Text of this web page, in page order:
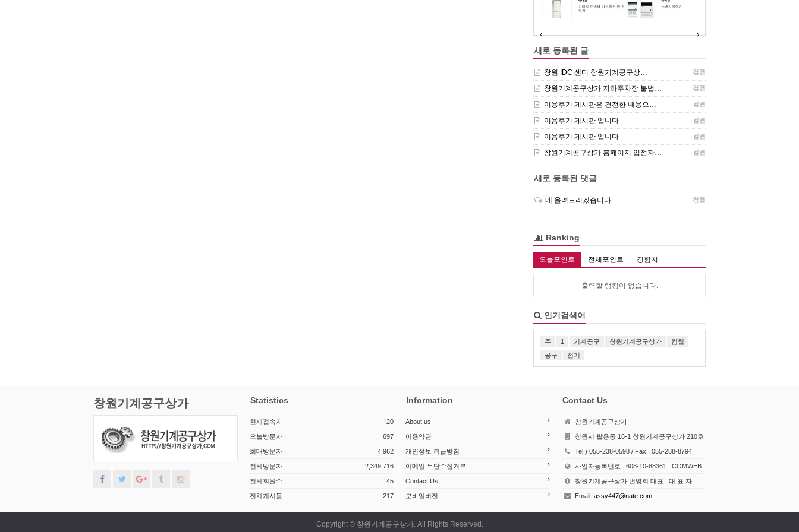
새로 등록된 글
창원 IDC 센터 창원기계공구상… 컴웹
창원기계공구상가 지하주차장 불법… 컴웹
이용후기 게시판은 건전한 내용으… 컴웹
이용후기 게시판 입니다 컴웹
이용후기 게시판 입니다 컴웹
창원기계공구상가 홈페이지 입점자… 컴웹
새로 등록된 댓글
네 올려드리겠습니다 컴웹
Ranking
오늘포인트 전체포인트 경험치
출력할 랭킹이 없습니다.
인기검색어
주 1 기계공구 창원기계공구상가
컴웹
공구
전기
창원기계공구상가 Statistics
현재접속자 : 20
오늘방문자 : 697
최대방문자 : 4,962
전체방문자 : 2,349,716
전체회원수 : 45
전체게시물 : 217
Information
About us
이용약관
개인정보 취급방침
이메일 무단수집거부
Contact Us
모바일버전
Contact Us
창원기계공구상가
창원시 팔용동 16-1 창원기계공구상가 210호
Tel ) 055-238-0598 / Fax : 055-288-8794
사업자등록번호 : 608-10-88361 : COMWEB
창원기계공구상가 번영회 대표 : 대 표 자
Email: assy447@nate.com
Copyright © 창원기계공구상가. All Rights Reserved.